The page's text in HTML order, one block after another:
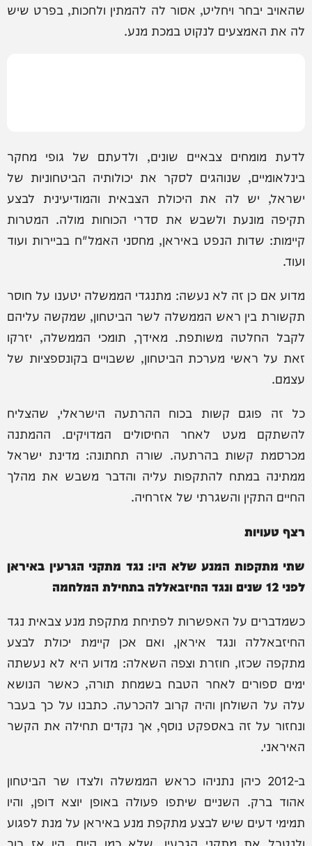
שהאויב יבחר ויחליט, אסור לה להמתין ולחכות, בפרט שיש
לה את האמצעים לנקוט במכת מנע.
לדעת מומחים צבאיים שונים, ולדעתם של גופי מחקר
בינלאומיים, שנוהגים לסקר את יכולותיה הביטחוניות של
ישראל, יש לה את היכולת הצבאית והמודיעינית לבצע
תקיפה מונעת ולשבש את סדרי הכוחות מולה. המטרות
קיימות: שדות הנפט באיראן, מחסני האמל"ח בביירות ועוד
ועוד.
מדוע אם כן זה לא נעשה: מתנגדי הממשלה יטענו על חוסר
תקשורת בין ראש הממשלה לשר הביטחון, שמקשה עליהם
לקבל החלטה משותפת. מאידך, תומכי הממשלה, יזרקו
זאת על ראשי מערכת הביטחון, ששבויים בקונספציות של
עצמם.
כל זה פוגם קשות בכוח ההרתעה הישראלי, שהצליח
להשתקם מעט לאחר החיסולים המדויקים. ההמתנה
מכרסמת קשות בהרתעה. שורה תחתונה: מדינת ישראל
ממתינה במתח להתקפות עליה והדבר משבש את מהלך
החיים התקין והשגרתי של אזרחיה.
רצף טעויות
שתי מתקפות המנע שלא היו: נגד מתקני הגרעין באיראן
לפני 12 שנים ונגד החיזבאללה בתחילת המלחמה
כשמדברים על האפשרות לפתיחת מתקפת מנע צבאית נגד
החיזבאללה ונגד איראן, ואם אכן קיימת יכולת לבצע
מתקפה שכזו, חוזרת וצפה השאלה: מדוע היא לא נעשתה
ימים ספורים לאחר הטבח בשמחת תורה, כאשר הנושא
עלה על השולחן והיה קרוב להכרעה. כתבנו על כך בעבר
ונחזור על זה באספקט נוסף, אך נקדים תחילה את הקשר
האיראני.
ב-2012 כיהן נתניהו כראש הממשלה ולצדו שר הביטחון
אהוד ברק. השניים שיתפו פעולה באופן יוצא דופן, והיו
תמימי דעים שיש לבצע מתקפת מנע באיראן על מנת לפגוע